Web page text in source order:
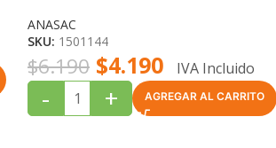
ANASAC
SKU: 1501144
$6.190 $4.190 IVA Incluido
- + AGREGAR AL CARRITO